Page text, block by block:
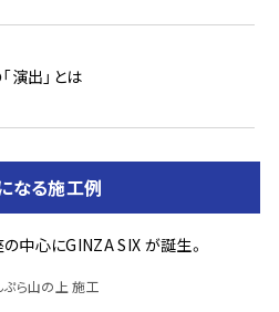
演出」とは
なる施工例
中心にGINZA SIX が誕生。
ら山の上 施工